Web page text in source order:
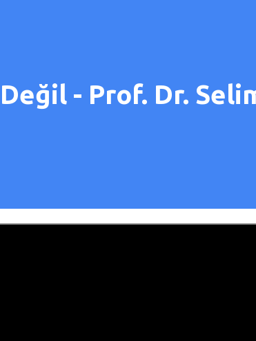
- Prof. Dr.